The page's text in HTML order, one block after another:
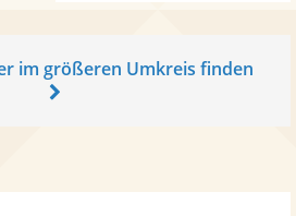
im größeren Umkreis finden